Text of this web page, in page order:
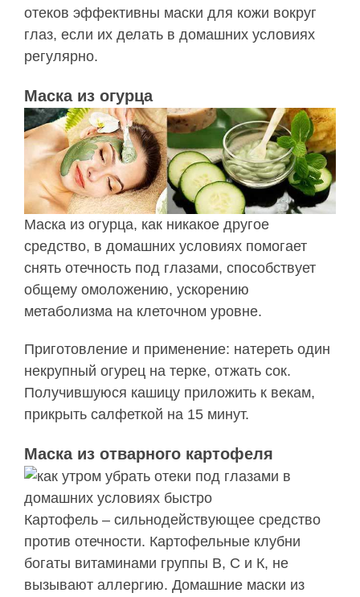
отеков эффективны маски для кожи вокруг
глаз, если их делать в домашних условиях
регулярно.
Маска из огурца
Маска из огурца, как никакое другое
средство, в домашних условиях помогает
снять отечность под глазами, способствует
общему омоложению, ускорению
метаболизма на клеточном уровне.
Приготовление и применение: натереть один
некрупный огурец на терке, отжать сок.
Получившуюся кашицу приложить к векам,
прикрыть салфеткой на 15 минут.
Маска из отварного картофеля
Картофель – сильнодействующее средство
против отечности. Картофельные клубни
богаты витаминами группы В, С и К, не
вызывают аллергию. Домашние маски из